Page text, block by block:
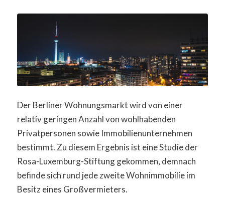
Der Berliner Wohnungsmarkt wird von einer
relativ geringen Anzahl von wohlhabenden
Privatpersonen sowie Immobilienunternehmen
bestimmt. Zu diesem Ergebnis ist eine Studie der
Rosa-Luxemburg-Stiftung gekommen, demnach
befinde sich rund jede zweite Wohnimmobilie im
Besitz eines Großvermieters.